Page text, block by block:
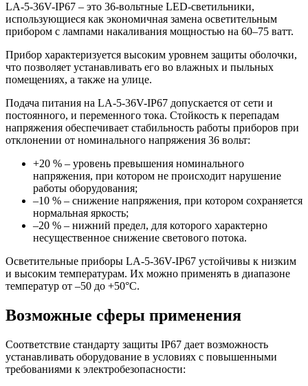
LA-5-36V-IP67 – это 36-вольтные LED-светильники,
использующиеся как экономичная замена осветительным
прибором с лампами накаливания мощностью на 60–75 ватт.
Прибор характеризуется высоким уровнем защиты оболочки,
что позволяет устанавливать его во влажных и пыльных
помещениях, а также на улице.
Подача питания на LA-5-36V-IP67 допускается от сети и
постоянного, и переменного тока. Стойкость к перепадам
напряжения обеспечивает стабильность работы приборов при
отклонении от номинального напряжения 36 вольт:
+20 % – уровень превышения номинального
напряжения, при котором не происходит нарушение
работы оборудования;
–10 % – снижение напряжения, при котором сохраняется
нормальная яркость;
–20 % – нижний предел, для которого характерно
несущественное снижение светового потока.
Осветительные приборы LA-5-36V-IP67 устойчивы к низким
и высоким температурам. Их можно применять в диапазоне
температур от –50 до +50°C.
Возможные сферы применения
Соответствие стандарту защиты IP67 дает возможность
устанавливать оборудование в условиях с повышенными
требованиями к электробезопасности: